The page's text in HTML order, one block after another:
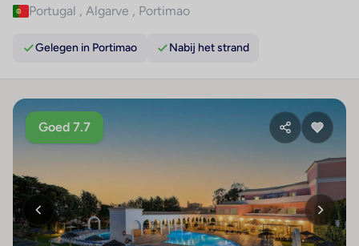
Portugal , Algarve , Portimao
Gelegen in Portimao Nabij het strand
Goed 7.7